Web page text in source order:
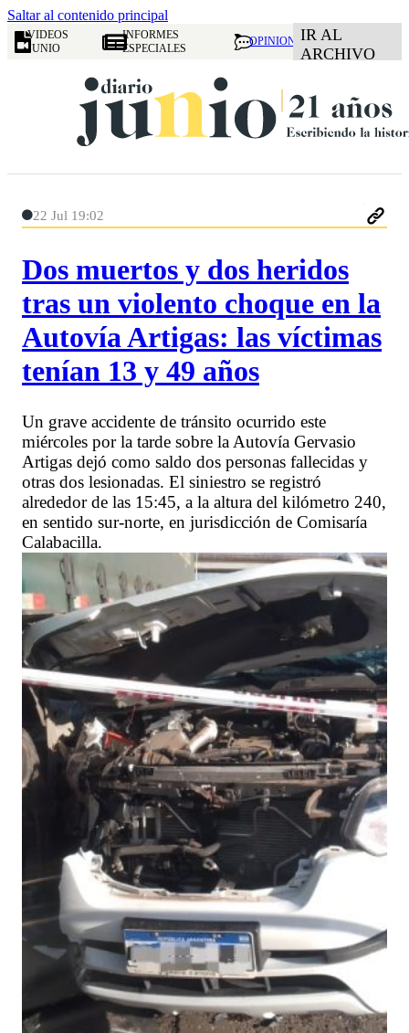
Saltar al contenido principal
VIDEOS
JUNIO
INFORMES
ESPECIALES
OPINION IR AL
ARCHIVO
22 Jul 19:02
Dos muertos y dos heridos
tras un violento choque en la
Autovía Artigas: las víctimas
tenían 13 y 49 años
Un grave accidente de tránsito ocurrido este
miércoles por la tarde sobre la Autovía Gervasio
Artigas dejó como saldo dos personas fallecidas y
otras dos lesionadas. El siniestro se registró
alrededor de las 15:45, a la altura del kilómetro 240,
en sentido sur-norte, en jurisdicción de Comisaría
Calabacilla.